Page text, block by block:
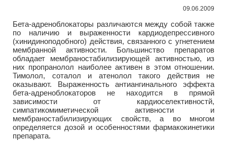
09.06.2009
Бета-адреноблокаторы различаются между собой также
по наличию и выраженности кардиодепрессивного
(хинидиноподобного) действия, связанного с угнетением
мембранной активности. Большинство препаратов
обладает мембраностабилизирующей активностью, из
них пропранолол наиболее активен в этом отношении.
Тимолол, соталол и атенолол такого действия не
оказывают. Выраженность антиангинального эффекта
бета-адреноблокаторов не находится в прямой
зависимости от кардиоселективностй,
симпатикомиметической активности и
мембраностабилизирующих свойств, а во многом
определяется дозой и особенностями фармакокинетики
препарата.